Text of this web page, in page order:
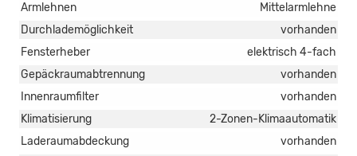
Armlehnen
Mittelarmlehne
Durchlademöglichkeit
vorhanden
Fensterheber
elektrisch 4-fach
Gepäckraumabtrennung
vorhanden
Innenraumfilter
vorhanden
Klimatisierung
2-Zonen-Klimaautomatik
Laderaumabdeckung
vorhanden